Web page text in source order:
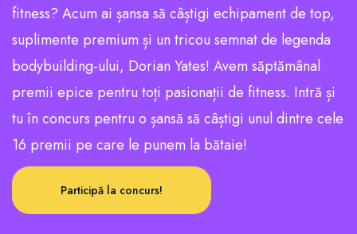
fitness? Acum ai șansa să câștigi echipament de top,
suplimente premium și un tricou semnat de legenda
bodybuilding-ului, Dorian Yates! Avem săptămânal
premii epice pentru toți pasionații de fitness. Intră și
tu în concurs pentru o șansă să câștigi unul dintre cele
16 premii pe care le punem la bătaie!
Participă la concurs!